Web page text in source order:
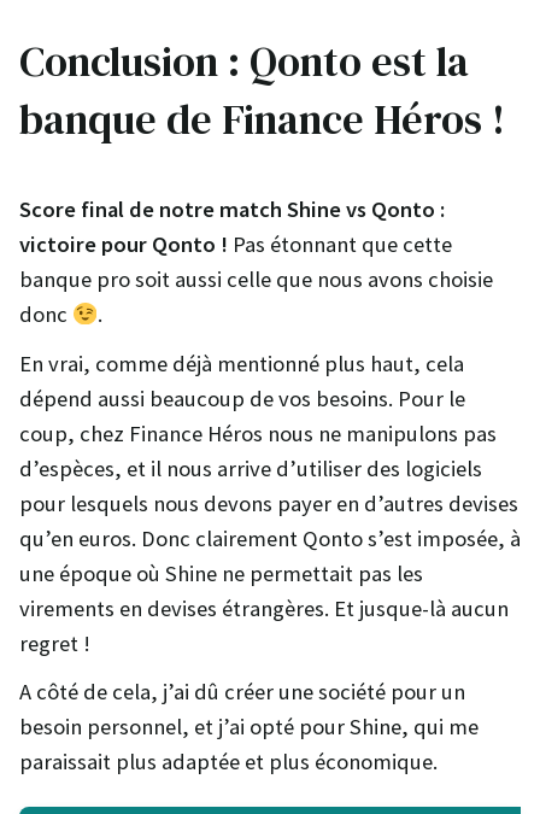
Conclusion : Qonto est la
banque de Finance Héros !
Score final de notre match Shine vs Qonto :
victoire pour Qonto ! Pas étonnant que cette
banque pro soit aussi celle que nous avons choisie
donc
.
En vrai, comme déjà mentionné plus haut, cela
dépend aussi beaucoup de vos besoins. Pour le
coup, chez Finance Héros nous ne manipulons pas
d’espèces, et il nous arrive d’utiliser des logiciels
pour lesquels nous devons payer en d’autres devises
qu’en euros. Donc clairement Qonto s’est imposée, à
une époque où Shine ne permettait pas les
virements en devises étrangères. Et jusque-là aucun
regret !
A côté de cela, j’ai dû créer une société pour un
besoin personnel, et j’ai opté pour Shine, qui me
paraissait plus adaptée et plus économique.